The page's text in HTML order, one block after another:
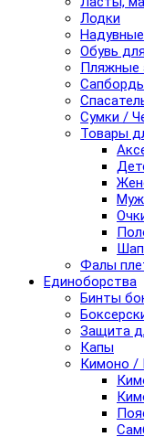
Лодки
Обувь
Пляжные
Сумки /
Товары
Фалы
Единоборства
Бинты
Защита
Капы
Кимоно /